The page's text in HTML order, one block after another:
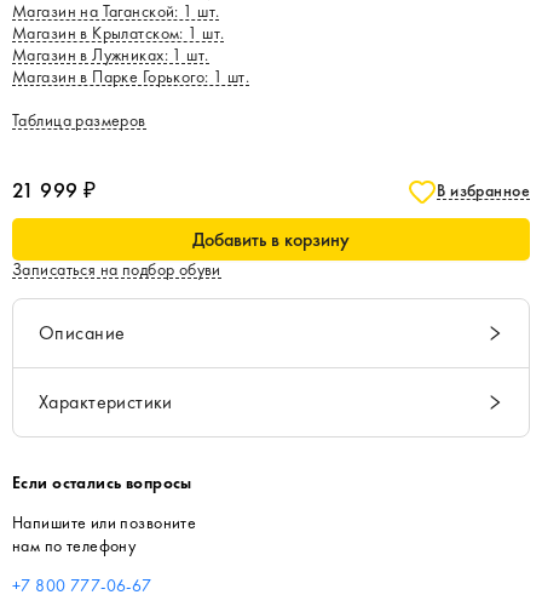
Магазин на Таганской: 1 шт.
Магазин в Крылатском: 1 шт.
Магазин в Лужниках: 1 шт.
Магазин в Парке Горького: 1 шт.
Таблица размеров
21 999 ₽ В избранное
Добавить в корзину
Записаться на подбор обуви
Описание
Характеристики
Если остались вопросы
Напишите или позвоните
нам по телефону
+7 800 777-06-67